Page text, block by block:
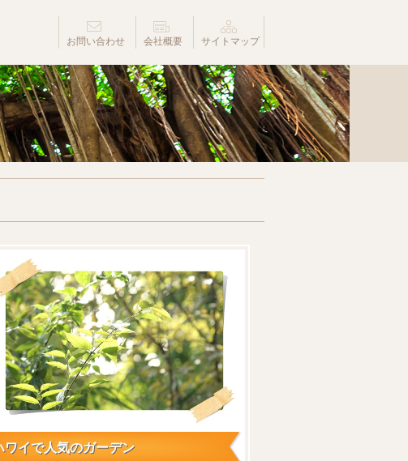
お問い合わせ 会社概要 サイトマップ
ワイで人気のガーデン